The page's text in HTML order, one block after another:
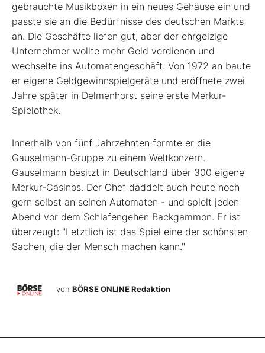
gebrauchte Musikboxen in ein neues Gehäuse ein und
passte sie an die Bedürfnisse des deutschen Markts
an. Die Geschäfte liefen gut, aber der ehrgeizige
Unternehmer wollte mehr Geld verdienen und
wechselte ins Automatengeschäft. Von 1972 an baute
er eigene Geldgewinnspielgeräte und eröffnete zwei
Jahre später in Delmenhorst seine erste Merkur-
Spielothek.
Innerhalb von fünf Jahrzehnten formte er die
Gauselmann-Gruppe zu einem Weltkonzern.
Gauselmann besitzt in Deutschland über 300 eigene
Merkur-Casinos. Der Chef daddelt auch heute noch
gern selbst an seinen Automaten - und spielt jeden
Abend vor dem Schlafengehen Backgammon. Er ist
überzeugt: "Letztlich ist das Spiel eine der schönsten
Sachen, die der Mensch machen kann."
von BÖRSE ONLINE Redaktion